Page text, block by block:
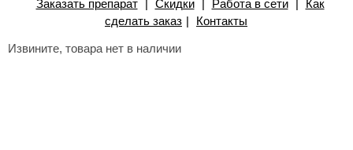
Заказать препарат
| Скидки | Работа в сети |
Как
сделать заказ | Контакты
Извините, товара нет в наличии